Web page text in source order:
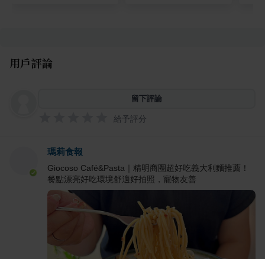
用戶評論
留下評論
給予評分
瑪莉食報
Giocoso Café&Pasta｜精明商圈超好吃義大利麵推薦！
餐點漂亮好吃環境舒適好拍照，寵物友善